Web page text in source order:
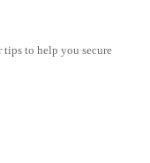
to help you secure